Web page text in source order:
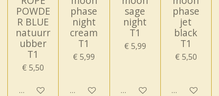
POWDE
R BLUE
natuurr
ubber
T1
€ 5,50
In winkelwagen
phase
night
cream
T1
€ 5,99
In winkelwagen
sage
night
T1
€ 5,99
In winkelwagen
phase
jet
black
T1
€ 5,50
In